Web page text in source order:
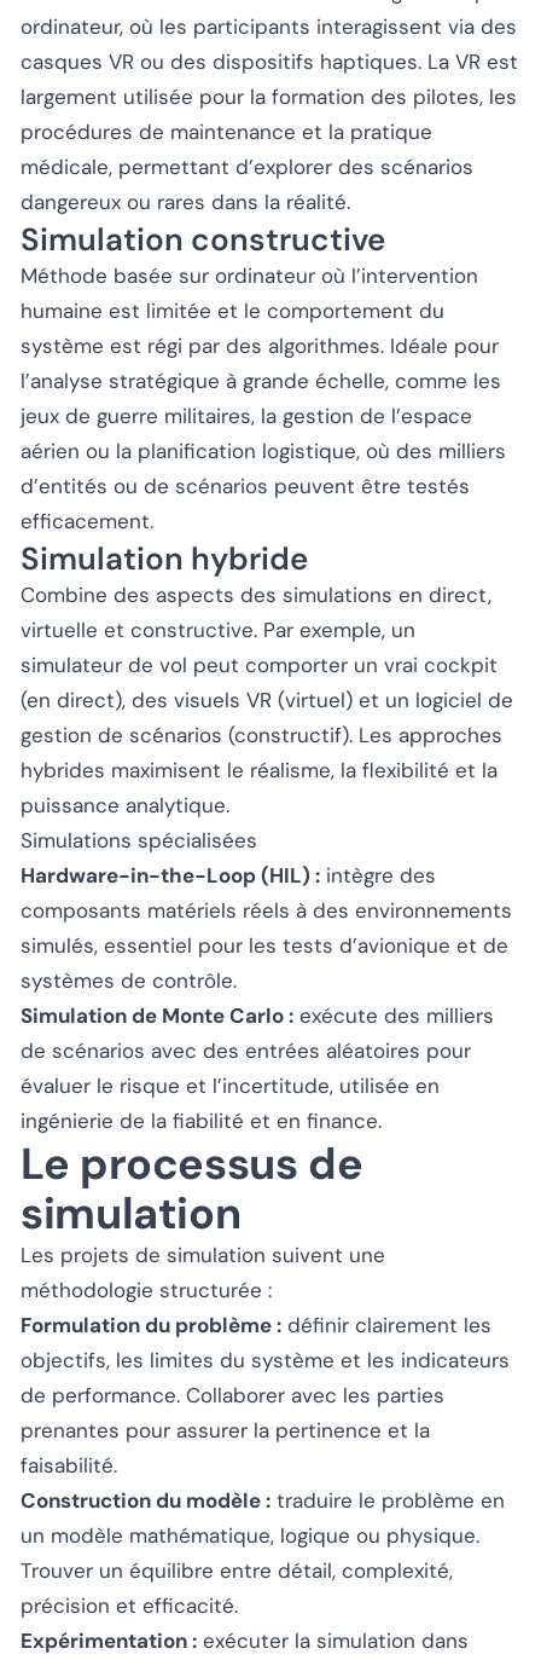
ordinateur, où les participants interagissent via des
casques VR ou des dispositifs haptiques. La VR est
largement utilisée pour la formation des pilotes, les
procédures de maintenance et la pratique
médicale, permettant d’explorer des scénarios
dangereux ou rares dans la réalité.
Simulation constructive
Méthode basée sur ordinateur où l’intervention
humaine est limitée et le comportement du
système est régi par des algorithmes. Idéale pour
l’analyse stratégique à grande échelle, comme les
jeux de guerre militaires, la gestion de l’espace
aérien ou la planification logistique, où des milliers
d’entités ou de scénarios peuvent être testés
efficacement.
Simulation hybride
Combine des aspects des simulations en direct,
virtuelle et constructive. Par exemple, un
simulateur de vol peut comporter un vrai cockpit
(en direct), des visuels VR (virtuel) et un logiciel de
gestion de scénarios (constructif). Les approches
hybrides maximisent le réalisme, la flexibilité et la
puissance analytique.
Simulations spécialisées
Hardware-in-the-Loop (HIL) : intègre des
composants matériels réels à des environnements
simulés, essentiel pour les tests d’avionique et de
systèmes de contrôle.
Simulation de Monte Carlo : exécute des milliers
de scénarios avec des entrées aléatoires pour
évaluer le risque et l’incertitude, utilisée en
ingénierie de la fiabilité et en finance.
Le processus de
simulation
Les projets de simulation suivent une
méthodologie structurée :
Formulation du problème : définir clairement les
objectifs, les limites du système et les indicateurs
de performance. Collaborer avec les parties
prenantes pour assurer la pertinence et la
faisabilité.
Construction du modèle : traduire le problème en
un modèle mathématique, logique ou physique.
Trouver un équilibre entre détail, complexité,
précision et efficacité.
Expérimentation : exécuter la simulation dans